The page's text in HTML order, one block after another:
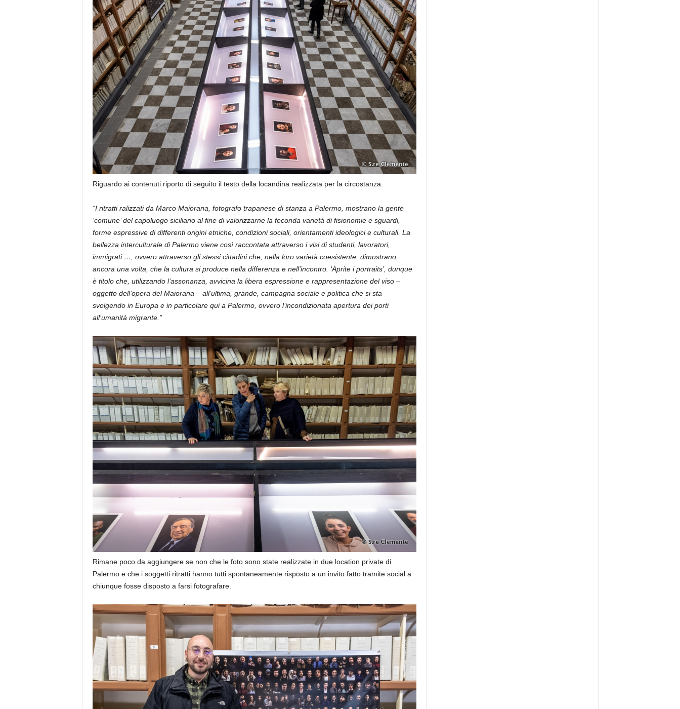
Riguardo ai contenuti riporto di seguito il testo della locandina realizzata per la circostanza.
“I ritratti ralizzati da Marco Maiorana, fotografo trapanese di stanza a Palermo, mostrano la gente
‘comune’ del capoluogo siciliano al fine di valorizzarne la feconda varietà di fisionomie e sguardi,
forme espressive di differenti origini etniche, condizioni sociali, orientamenti ideologici e culturali. La
bellezza interculturale di Palermo viene così raccontata attraverso i visi di studenti, lavoratori,
immigrati …, ovvero attraverso gli stessi cittadini che, nella loro varietà coesistente, dimostrano,
ancora una volta, che la cultura si produce nella differenza e nell’incontro. ‘Aprite i portraits’, dunque
è titolo che, utilizzando l’assonanza, avvicina la libera espressione e rappresentazione del viso –
oggetto dell’opera del Maiorana – all’ultima, grande, campagna sociale e politica che si sta
svolgendo in Europa e in particolare qui a Palermo, ovvero l’incondizionata apertura dei porti
all’umanità migrante.”
Rimane poco da aggiungere se non che le foto sono state realizzate in due location private di
Palermo e che i soggetti ritratti hanno tutti spontaneamente risposto a un invito fatto tramite social a
chiunque fosse disposto a farsi fotografare.